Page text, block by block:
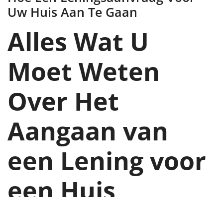
Uw Huis Aan Te Gaan
Alles Wat U
Moet Weten
Over Het
Aangaan van
een Lening voor